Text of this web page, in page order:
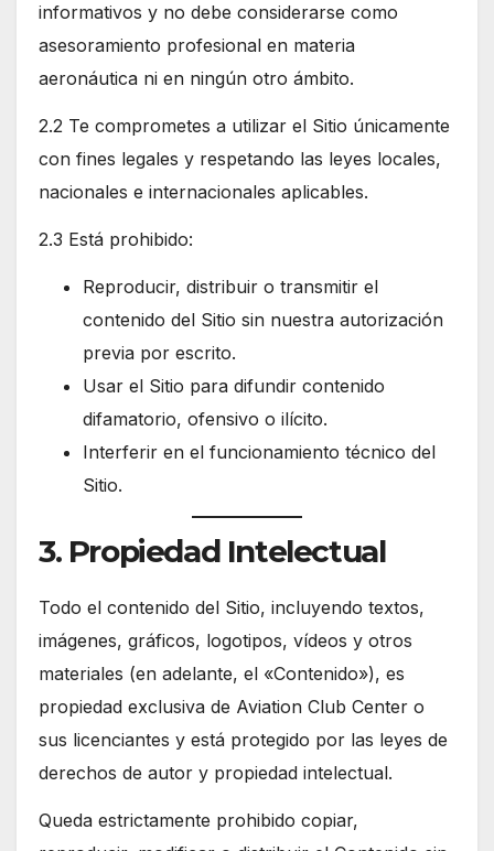
informativos y no debe considerarse como
asesoramiento profesional en materia
aeronáutica ni en ningún otro ámbito.
2.2 Te comprometes a utilizar el Sitio únicamente
con fines legales y respetando las leyes locales,
nacionales e internacionales aplicables.
2.3 Está prohibido:
Reproducir, distribuir o transmitir el
contenido del Sitio sin nuestra autorización
previa por escrito.
Usar el Sitio para difundir contenido
difamatorio, ofensivo o ilícito.
Interferir en el funcionamiento técnico del
Sitio.
3. Propiedad Intelectual
Todo el contenido del Sitio, incluyendo textos,
imágenes, gráficos, logotipos, vídeos y otros
materiales (en adelante, el «Contenido»), es
propiedad exclusiva de Aviation Club Center o
sus licenciantes y está protegido por las leyes de
derechos de autor y propiedad intelectual.
Queda estrictamente prohibido copiar,